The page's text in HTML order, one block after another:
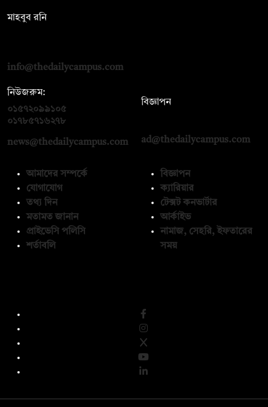
মাহবুব রনি
info@thedailycampus.com
নিউজরুম:
০১৫৭২০৯৯১০৫
০১৭৮৫৭১৬২৭৮
news@thedailycampus.com
বিজ্ঞাপন
ad@thedailycampus.com
আমাদের সম্পর্কে
যোগাযোগ
তথ্য দিন
মতামত জানান
প্রাইভেসি পলিসি
শর্তাবলি
বিজ্ঞাপন
ক্যারিয়ার
টেক্সট কনভার্টার
আর্কাইভ
নামাজ, সেহরি, ইফতারের
সময়